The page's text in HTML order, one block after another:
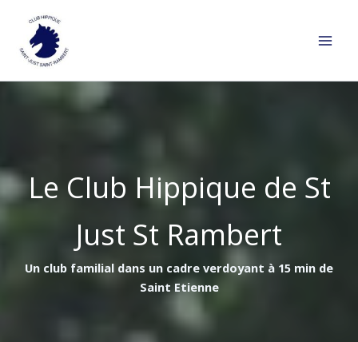
contenu
Le Club Hippique de St
Just St Rambert
Un club familial dans un cadre verdoyant à 15 min de
Saint Etienne